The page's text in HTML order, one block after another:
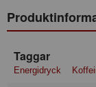
Taggar
Energidryck